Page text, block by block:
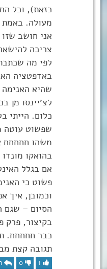
כזאת), וכל
מעולה. באמת
אני חושב
צריכה
לפי מה
באדפטציה
שהיא
לצ׳יינסו
כלום. הייתי
שפשוט עוטה
משהו חחחחח
בהואקו
אם בגלל
פשוט כי
וכמובן, איך
הסיום –
בקיצור,
כבר חחחחח.
תגובה קצת
1
0